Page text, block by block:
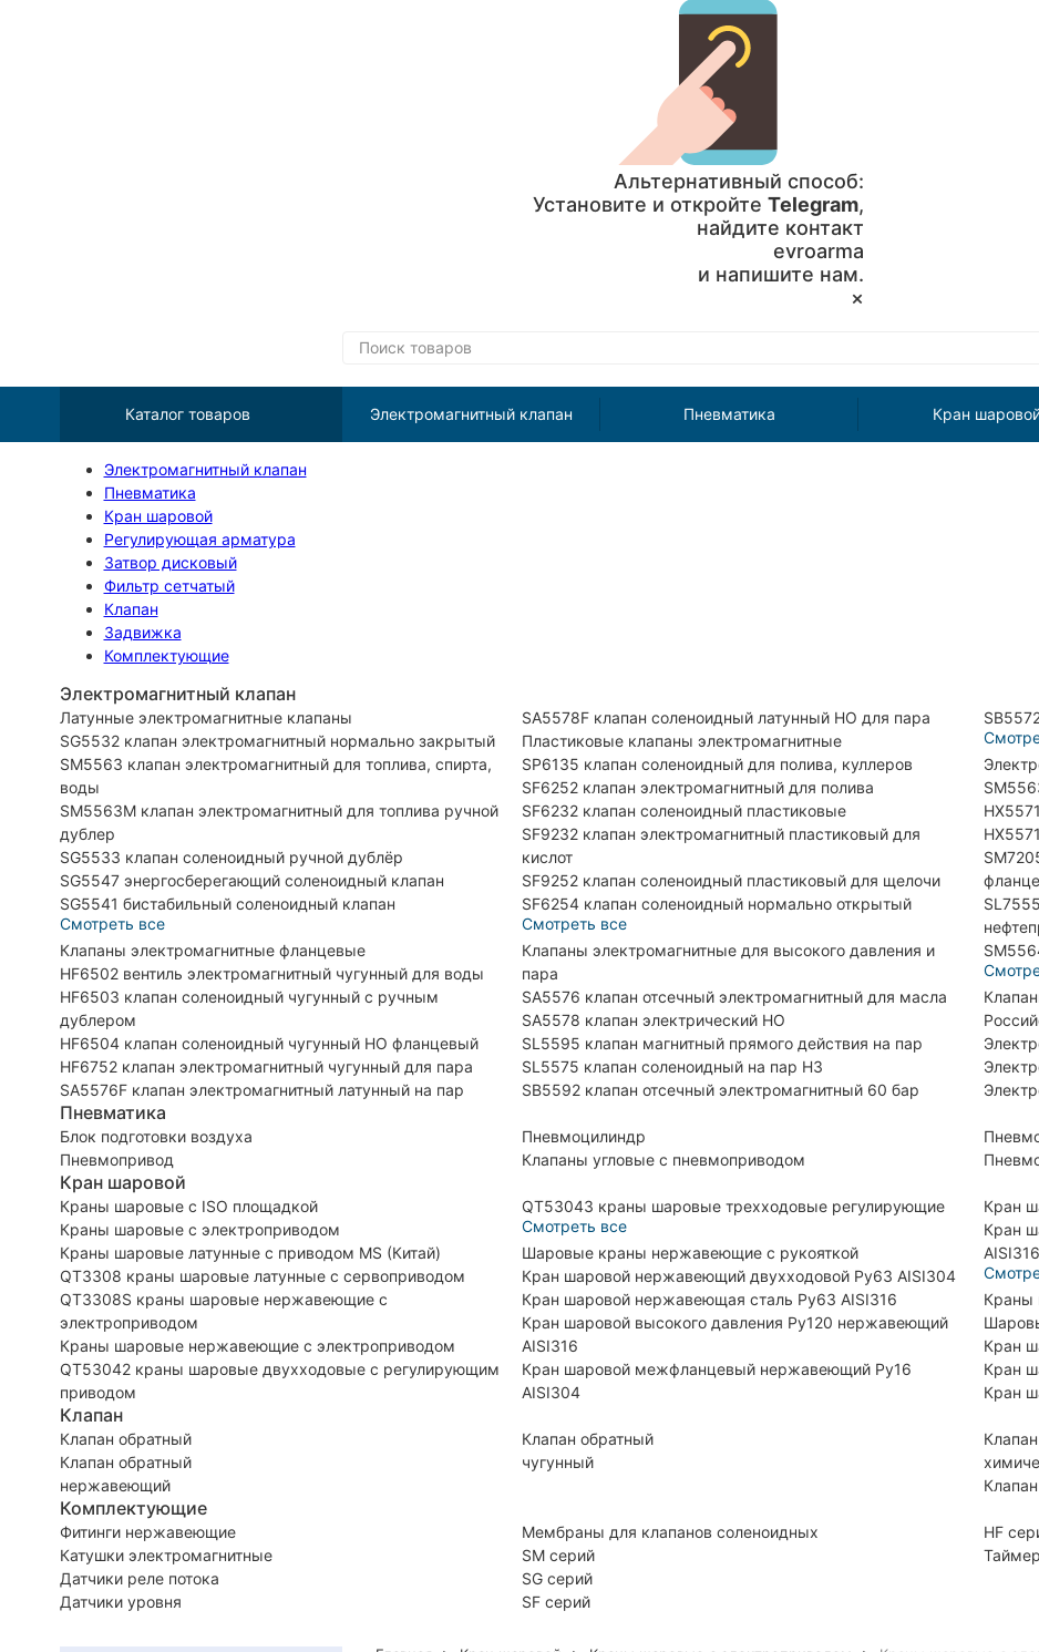
Альтернативный способ:
Установите и откройте Telegram,
найдите контакт
evroarma
и напишите нам.
×
Каталог товаров Электромагнитный клапан Пневматика Кран
Электромагнитный клапан
Пневматика
Кран шаровой
Регулирующая арматура
Затвор дисковый
Фильтр сетчатый
Клапан
Задвижка
Комплектующие
Электромагнитный клапан
Латунные электромагнитные клапаны
SG5532 клапан электромагнитный нормально закрытый
SM5563 клапан электромагнитный для топлива, спирта,
воды
SM5563M клапан электромагнитный для топлива ручной
дублер
SG5533 клапан соленоидный ручной дублёр
SG5547 энергосберегающий соленоидный клапан
SG5541 бистабильный соленоидный клапан
Смотреть все
Клапаны электромагнитные фланцевые
HF6502 вентиль электромагнитный чугунный для воды
HF6503 клапан соленоидный чугунный с ручным
дублером
HF6504 клапан соленоидный чугунный НО фланцевый
HF6752 клапан электромагнитный чугунный для пара
SA5576F клапан электромагнитный латунный на пар
SA5578F клапан соленоидный латунный НО для пара
Пластиковые клапаны электромагнитные
SP6135 клапан соленоидный для полива, куллеров
SF6252 клапан электромагнитный для полива
SF6232 клапан соленоидный пластиковые
SF9232 клапан электромагнитный пластиковый для
кислот
SF9252 клапан соленоидный пластиковый для щелочи
SF6254 клапан соленоидный нормально открытый
Смотреть все
Клапаны электромагнитные для высокого давления и
пара
SA5576 клапан отсечный электромагнитный для масла
SA5578 клапан электрический НО
SL5595 клапан магнитный прямого действия на пар
SL5575 клапан соленоидный на пар НЗ
SB5592 клапан отсечный электромагнитный 60 бар
Пневматика
Блок подготовки воздуха
Пневмопривод
Пневмоцилиндр
Клапаны угловые с пневмоприводом
Кран шаровой
Краны шаровые с ISO площадкой
Краны шаровые с электроприводом
Краны шаровые латунные с приводом MS (Китай)
QT3308 краны шаровые латунные с сервоприводом
QT3308S краны шаровые нержавеющие с
электроприводом
Краны шаровые нержавеющие с электроприводом
QT53042 краны шаровые двухходовые с регулирующим
приводом
QT53043 краны шаровые трехходовые регулирующие
Смотреть все
Шаровые краны нержавеющие с рукояткой
Кран шаровой нержавеющий двухходовой Ру63 AISI304
Кран шаровой нержавеющая сталь Ру63 AISI316
Кран шаровой высокого давления Ру120 нержавеющий
AISI316
Кран шаровой межфланцевый нержавеющий Ру16
AISI304
Кран
Кран
AISI316
Краны
Кран
Кран
Кран
Клапан
Клапан обратный
Клапан обратный
нержавеющий
Клапан обратный
чугунный
Комплектующие
Фитинги нержавеющие
Катушки электромагнитные
Датчики реле потока
Датчики уровня
Мембраны для клапанов соленоидных
SM серий
SG серий
SF серий
HF